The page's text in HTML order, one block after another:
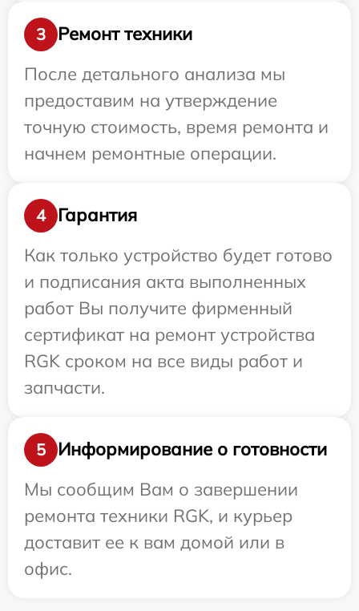
3
Ремонт техники
После детального анализа мы
предоставим на утверждение
точную стоимость, время ремонта и
начнем ремонтные операции.
4
Гарантия
Как только устройство будет готово
и подписания акта выполненных
работ Вы получите фирменный
сертификат на ремонт устройства
RGK сроком на все виды работ и
запчасти.
5
Информирование о готовности
Мы сообщим Вам о завершении
ремонта техники RGK, и курьер
доставит ее к вам домой или в
офис.